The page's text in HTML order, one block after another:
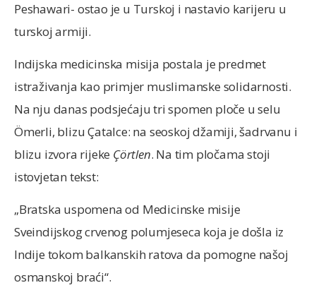
Peshawari- ostao je u Turskoj i nastavio karijeru u
turskoj armiji.
Indijska medicinska misija postala je predmet
istraživanja kao primjer muslimanske solidarnosti.
Na nju danas podsjećaju tri spomen ploče u selu
Ömerli, blizu Çatalce: na seoskoj džamiji, šadrvanu i
blizu izvora rijeke Çörtlen. Na tim pločama stoji
istovjetan tekst:
„Bratska uspomena od Medicinske misije
Sveindijskog crvenog polumjeseca koja je došla iz
Indije tokom balkanskih ratova da pomogne našoj
osmanskoj braći“.